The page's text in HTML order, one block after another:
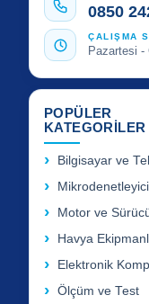
0850
ÇALIŞMA
Pazartesi -
POPÜLER
KATEGORİLER
Bilgisayar ve
Motor ve
Havya
Elektronik
Ölçüm ve Test